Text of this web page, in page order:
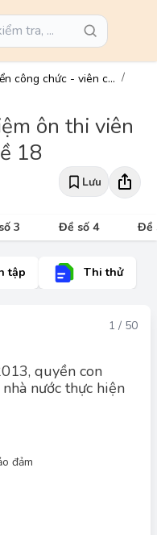
Thi tuyển công chức - viên chức
ôn thi viên
18
Lưu
3 Đề số 4 Đề
tập Thi thử
1 / 50
quyền con
nước thực hiện
đảm
"Ở nước Cộng hòa xã
người, quyền công dân
Hiến pháp và pháp luật."